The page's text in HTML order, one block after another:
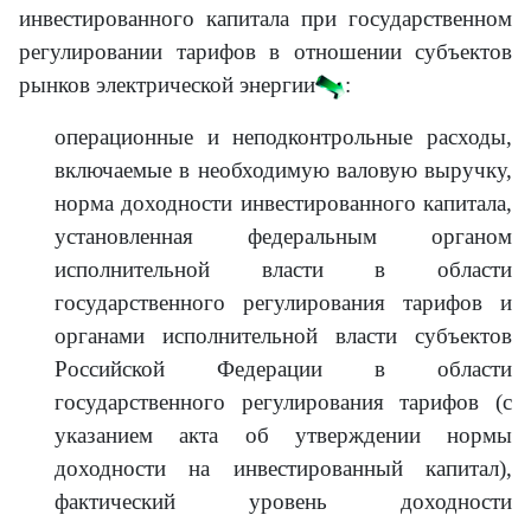
инвестированного капитала при государственном
регулировании тарифов в отношении субъектов
рынков электрической энергии
:
операционные и неподконтрольные расходы,
включаемые в необходимую валовую выручку,
норма доходности инвестированного капитала,
установленная федеральным органом
исполнительной власти в области
государственного регулирования тарифов и
органами исполнительной власти субъектов
Российской Федерации в области
государственного регулирования тарифов (с
указанием акта об утверждении нормы
доходности на инвестированный капитал),
фактический уровень доходности